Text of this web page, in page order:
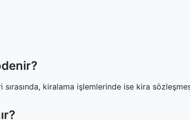
kiralama işlemlerinde ise kira